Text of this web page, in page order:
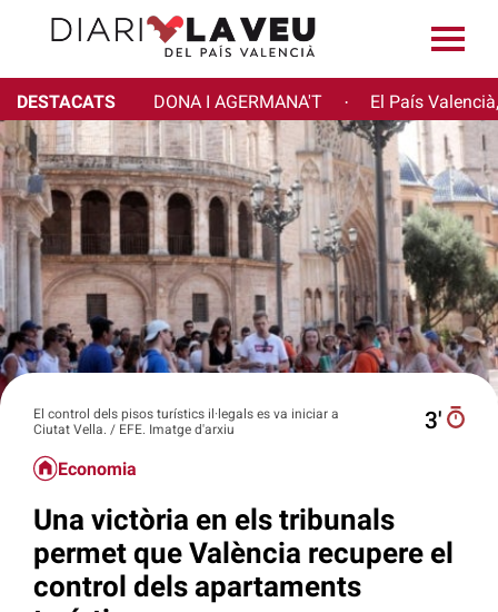
DESTACATS DONA I AGERMANA'T · El País
El control dels pisos turístics il·legals es va iniciar a
Ciutat Vella. / EFE. Imatge d'arxiu
3′
Economia
Una victòria en els tribunals
permet que València recupere el
control dels apartaments